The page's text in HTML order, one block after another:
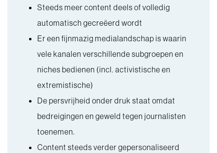
Steeds meer content deels of volledig
automatisch gecreëerd wordt
Er een fijnmazig medialandschap is waarin
vele kanalen verschillende subgroepen en
niches bedienen (incl. activistische en
extremistische)
De persvrijheid onder druk staat omdat
bedreigingen en geweld tegen journalisten
toenemen.
Content steeds verder gepersonaliseerd